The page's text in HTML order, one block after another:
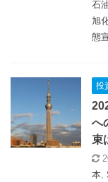
石
旭
態
投
へ
束
本,